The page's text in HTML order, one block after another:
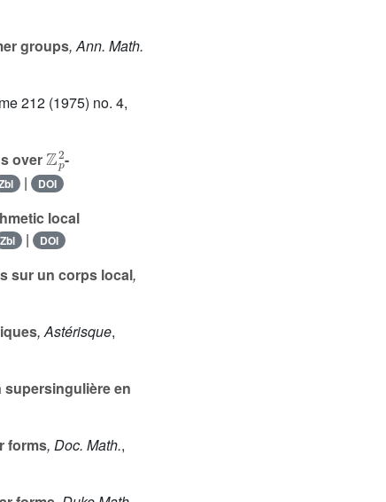
groups, Ann. Math.
212 (1975) no. 4,
over
p
-
| DOI
local
Zbl | DOI
sur un corps local,
, Astérisque,
en
forms, Doc. Math.,